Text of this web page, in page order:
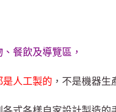
餐飲及導覽區，
是人工製的 ，不是機器生